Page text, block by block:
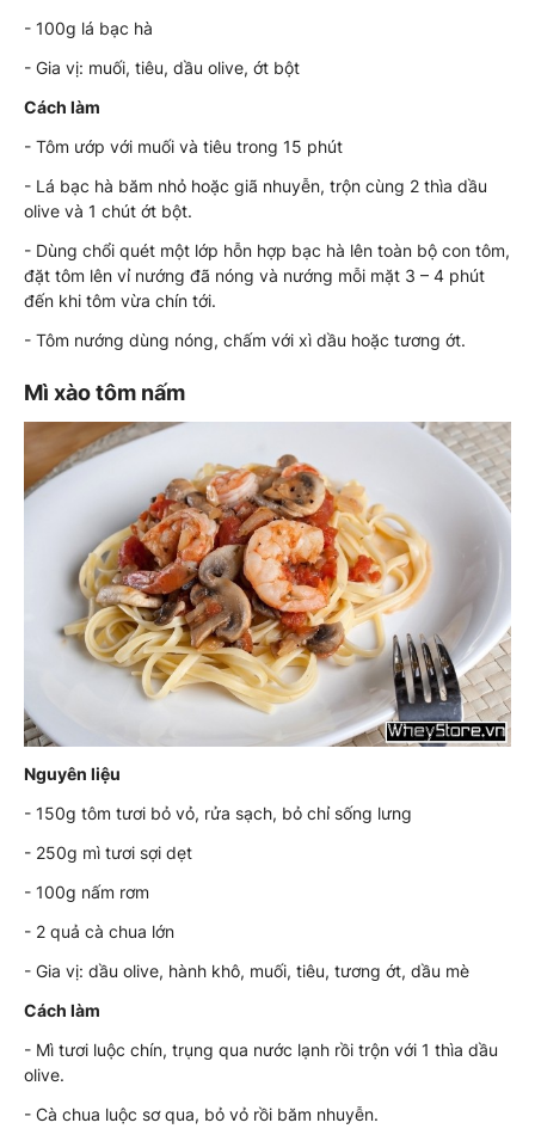
- 100g lá bạc hà
- Gia vị: muối, tiêu, dầu olive, ớt bột
Cách làm
- Tôm ướp với muối và tiêu trong 15 phút
- Lá bạc hà băm nhỏ hoặc giã nhuyễn, trộn cùng 2 thìa dầu
olive và 1 chút ớt bột.
- Dùng chổi quét một lớp hỗn hợp bạc hà lên toàn bộ con tôm,
đặt tôm lên vỉ nướng đã nóng và nướng mỗi mặt 3 – 4 phút
đến khi tôm vừa chín tới.
- Tôm nướng dùng nóng, chấm với xì dầu hoặc tương ớt.
Mì xào tôm nấm
Nguyên liệu
- 150g tôm tươi bỏ vỏ, rửa sạch, bỏ chỉ sống lưng
- 250g mì tươi sợi dẹt
- 100g nấm rơm
- 2 quả cà chua lớn
- Gia vị: dầu olive, hành khô, muối, tiêu, tương ớt, dầu mè
Cách làm
- Mì tươi luộc chín, trụng qua nước lạnh rồi trộn với 1 thìa dầu
olive.
- Cà chua luộc sơ qua, bỏ vỏ rồi băm nhuyễn.